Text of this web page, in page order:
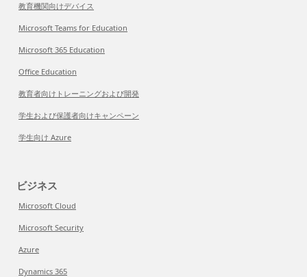
教育機関向けデバイス
Microsoft Teams for Education
Microsoft 365 Education
Office Education
教育者向けトレーニングおよび開発
学生および保護者向けキャンペーン
学生向け Azure
ビジネス
Microsoft Cloud
Microsoft Security
Azure
Dynamics 365